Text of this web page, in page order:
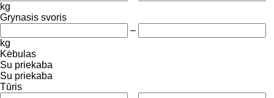
kg
Grynasis svoris
–
kg
Kėbulas
Su priekaba
Su priekaba
Tūris